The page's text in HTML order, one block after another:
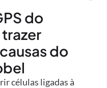
do
do
células ligadas à